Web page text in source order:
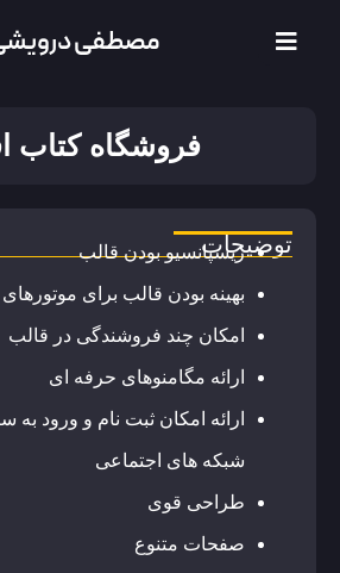
مصطفی
فروشگاه کتاب
توضیحاتریسپانسیو بودن قالب
بهینه بودن قالب برای
امکان چند فروشندگی در قالب
ارائه مگامنوهای حرفه ای
ارائه امکان ثبت نام و ورود به
شبکه های اجتماعی
طراحی قوی
صفحات متنوع